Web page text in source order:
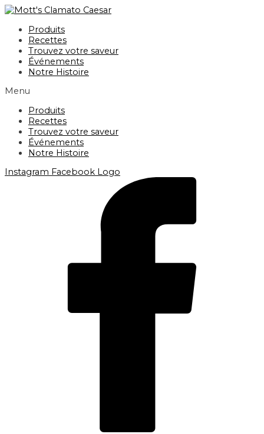
Aller
contenuProduits
Recettes
Trouvez votre saveur
Événements
Notre Histoire
Menu
Produits
Recettes
Trouvez votre saveur
Événements
Notre Histoire
Instagram Facebook Logo